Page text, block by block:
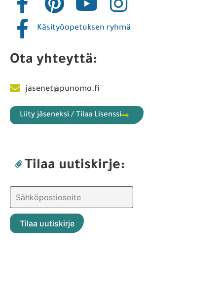
Käsityöopetuksen ryhmä
Ota yhteyttä:
jasenet@punomo.fi
Liity jäseneksi / Tilaa Lisenssi
Tilaa uutiskirje: